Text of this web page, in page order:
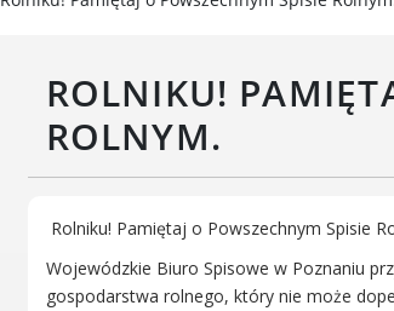
Serwisy mapowe
Ogłoszenia o pracę
Plaża Miejska przy ul. Rzecznej
w Luboniu
ROLNIKU!
ROLNYM.
Rolniku! Pamiętaj o Powszechnym Spisie
Wojewódzkie Biuro Spisowe w Poznaniu
gospodarstwa rolnego, który nie może